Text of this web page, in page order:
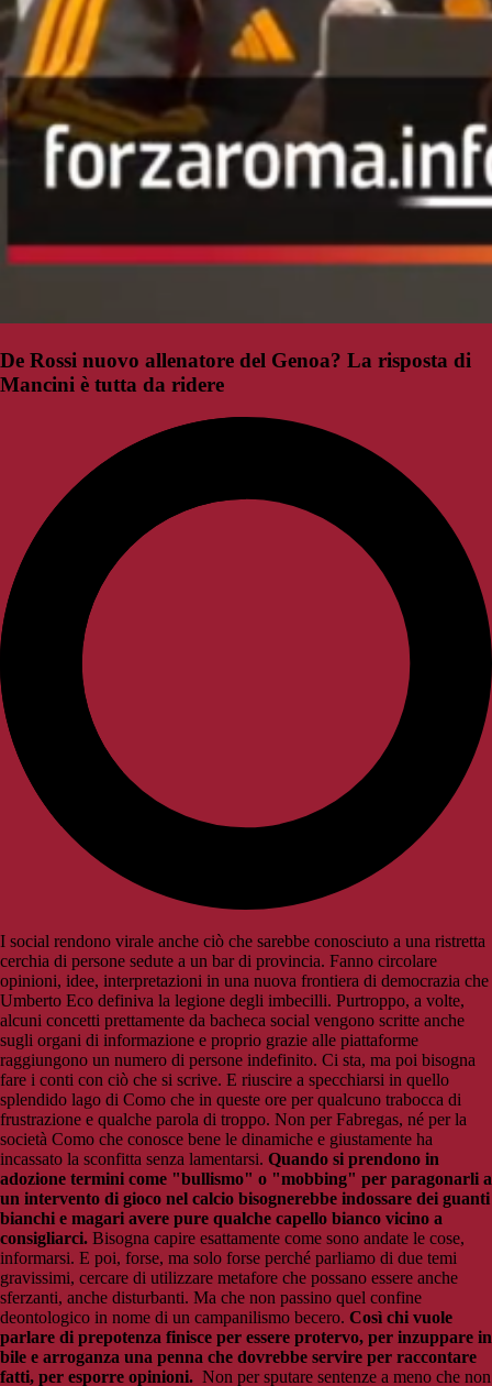
De Rossi nuovo allenatore del Genoa? La risposta di
Mancini è tutta da ridere
I social rendono virale anche ciò che sarebbe conosciuto a una ristretta
cerchia di persone sedute a un bar di provincia. Fanno circolare
opinioni, idee, interpretazioni in una nuova frontiera di democrazia che
Umberto Eco definiva la legione degli imbecilli. Purtroppo, a volte,
alcuni concetti prettamente da bacheca social vengono scritte anche
sugli organi di informazione e proprio grazie alle piattaforme
raggiungono un numero di persone indefinito. Ci sta, ma poi bisogna
fare i conti con ciò che si scrive. E riuscire a specchiarsi in quello
splendido lago di Como che in queste ore per qualcuno trabocca di
frustrazione e qualche parola di troppo. Non per Fabregas, né per la
società Como che conosce bene le dinamiche e giustamente ha
incassato la sconfitta senza lamentarsi. Quando si prendono in
adozione termini come "bullismo" o "mobbing" per paragonarli a
un intervento di gioco nel calcio bisognerebbe indossare dei guanti
bianchi e magari avere pure qualche capello bianco vicino a
consigliarci. Bisogna capire esattamente come sono andate le cose,
informarsi. E poi, forse, ma solo forse perché parliamo di due temi
gravissimi, cercare di utilizzare metafore che possano essere anche
sferzanti, anche disturbanti. Ma che non passino quel confine
deontologico in nome di un campanilismo becero. Così chi vuole
parlare di prepotenza finisce per essere protervo, per inzuppare in
bile e arroganza una penna che dovrebbe servire per raccontare
fatti, per esporre opinioni. Non per sputare sentenze a meno che non